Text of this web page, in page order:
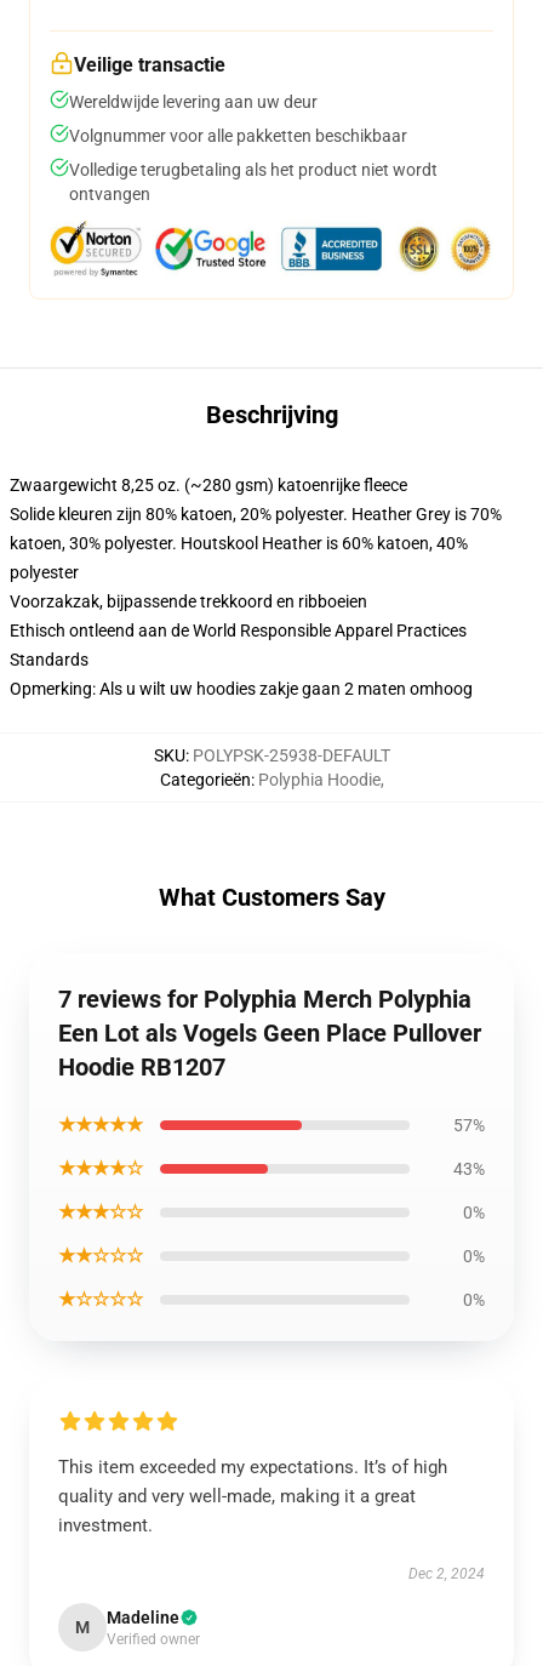
Veilige transactie
Wereldwijde levering aan uw deur
Volgnummer voor alle pakketten beschikbaar
Volledige terugbetaling als het product niet wordt
ontvangen
Beschrijving
Zwaargewicht 8,25 oz. (~280 gsm) katoenrijke fleece
Solide kleuren zijn 80% katoen, 20% polyester. Heather Grey is 70%
katoen, 30% polyester. Houtskool Heather is 60% katoen, 40%
polyester
Voorzakzak, bijpassende trekkoord en ribboeien
Ethisch ontleend aan de World Responsible Apparel Practices
Standards
Opmerking: Als u wilt uw hoodies zakje gaan 2 maten omhoog
SKU: POLYPSK-25938-DEFAULT
Categorieën: Polyphia Hoodie,
What Customers Say
7 reviews for Polyphia Merch Polyphia
Een Lot als Vogels Geen Place Pullover
Hoodie RB1207
★★★★★ 57%
★★★★☆ 43%
★★★☆☆ 0%
★★☆☆☆ 0%
★☆☆☆☆ 0%
This item exceeded my expectations. It’s of high
quality and very well-made, making it a great
investment.
Dec 2, 2024
M Madeline
Verified owner